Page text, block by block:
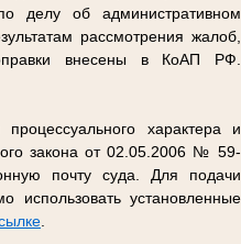
делу об административном
рассмотрения жалоб,
внесены в КоАП РФ.
характера и
закона от 02.05.2006 № 59-
почту суда. Для подачи
использовать установленные